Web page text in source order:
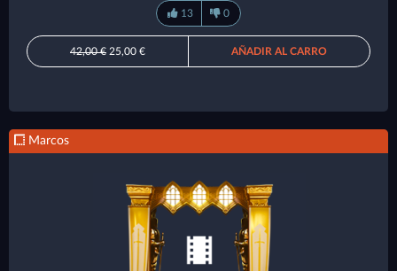
13 0
42,00 € 25,00 € AÑADIR AL CARRO
Marcos